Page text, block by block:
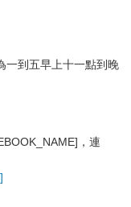
一到五早上十一點到晚
，連